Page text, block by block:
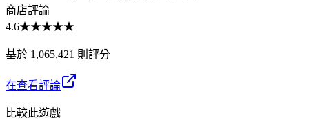
商店評論
4.6★★★★★
基於 1,065,421 則評分
在查看評論
比較此遊戲